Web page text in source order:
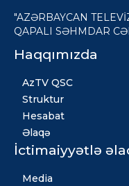
"AZƏRBAYCAN
QAPALI SƏHMDAR
Haqqımızda
AzTV QSC
Struktur
Hesabat
Əlaqə
İctimaiyyətlə
Media